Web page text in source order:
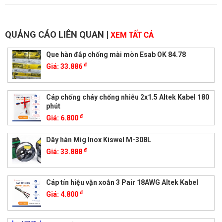
QUẢNG CÁO LIÊN QUAN | XEM TẤT CẢ
Que hàn đắp chống mài mòn Esab OK 84.78
Giá: 33.886 đ
Cáp chống cháy chống nhiễu 2x1.5 Altek Kabel 180
phút
Giá: 6.800 đ
Dây hàn Mig Inox Kiswel M-308L
Giá: 33.888 đ
Cáp tín hiệu vặn xoắn 3 Pair 18AWG Altek Kabel
Giá: 4.800 đ